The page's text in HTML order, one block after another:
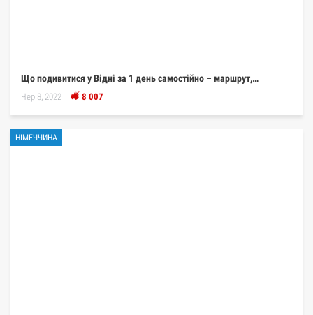
Що подивитися у Відні за 1 день самостійно – маршрут,…
Чер 8, 2022 8 007
НІМЕЧЧИНА